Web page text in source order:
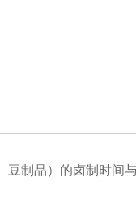
豆制品）的卤制时间